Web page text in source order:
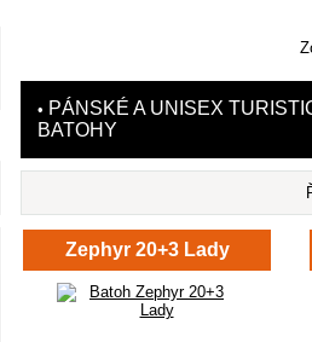
• PÁNSKÉ A UNISEX
BATOHY
Zephyr 20+3 Lady